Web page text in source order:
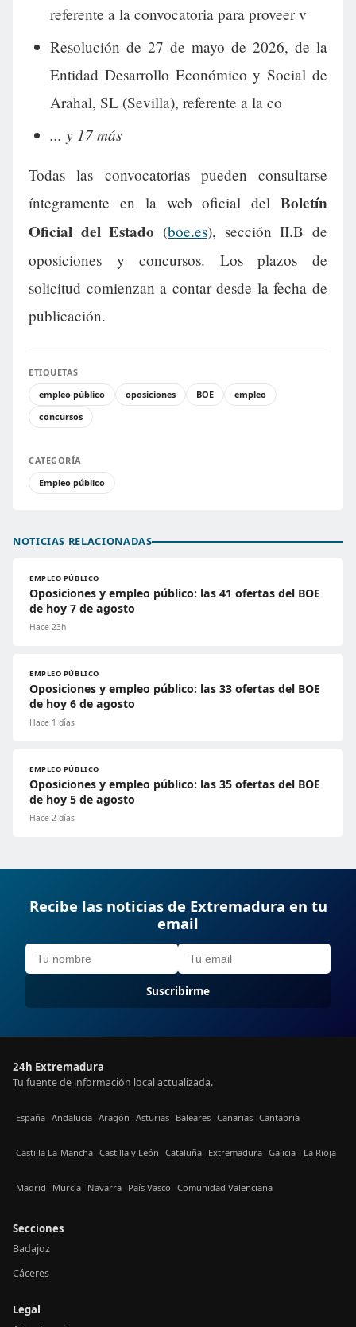
referente a la convocatoria para proveer v
Resolución de 27 de mayo de 2026, de la
Entidad Desarrollo Económico y Social de
Arahal, SL (Sevilla), referente a la co
... y 17 más
Todas las convocatorias pueden consultarse
íntegramente en la web oficial del Boletín
Oficial del Estado (boe.es), sección II.B de
oposiciones y concursos. Los plazos de
solicitud comienzan a contar desde la fecha de
publicación.
ETIQUETAS
empleo público
oposiciones BOE
empleo
concursos
CATEGORÍA
Empleo público
NOTICIAS RELACIONADAS
EMPLEO PÚBLICO
Oposiciones y empleo público: las 41 ofertas del BOE
de hoy 7 de agosto
Hace 23h
EMPLEO PÚBLICO
Oposiciones y empleo público: las 33 ofertas del BOE
de hoy 6 de agosto
Hace 1 días
EMPLEO PÚBLICO
Oposiciones y empleo público: las 35 ofertas del BOE
de hoy 5 de agosto
Hace 2 días
Recibe las noticias de Extremadura en tu
email
Suscribirme
24h Extremadura
Tu fuente de información local actualizada.
España Andalucía Aragón Asturias Baleares Canarias Cantabria
Castilla La-Mancha Castilla y León Cataluña Extremadura Galicia La Rioja
Madrid Murcia Navarra País Vasco Comunidad Valenciana
Secciones
Badajoz
Cáceres
Legal